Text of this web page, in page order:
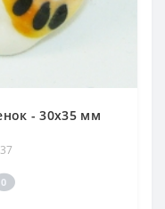
- 30х35 мм
0